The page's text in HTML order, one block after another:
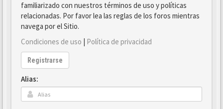
familiarizado con nuestros términos de uso y políticas
relacionadas. Por favor lea las reglas de los foros mientras
navega por el Sitio.
Condiciones de uso | Política de privacidad
Registrarse
Alias: